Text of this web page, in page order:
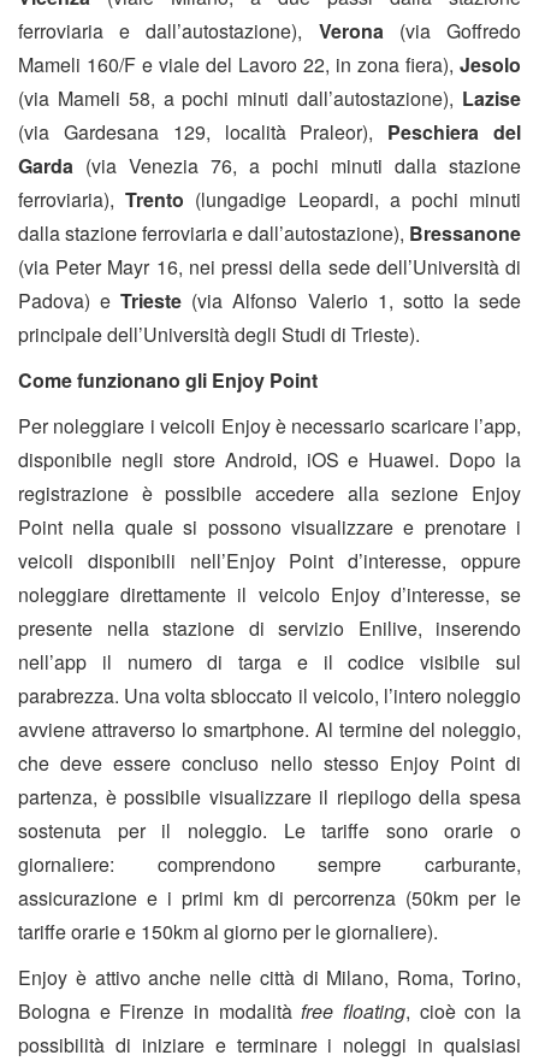
ferroviaria e dall’autostazione),
Verona
(via Goffredo
Mameli 160/F e viale del Lavoro 22, in zona fiera), Jesolo
(via Mameli 58, a pochi minuti dall’autostazione), Lazise
(via Gardesana 129, località Praleor),
Peschiera del
Garda (via Venezia 76, a pochi minuti dalla stazione
ferroviaria), Trento (lungadige Leopardi, a pochi minuti
dalla stazione ferroviaria e dall’autostazione), Bressanone
(via Peter Mayr 16, nei pressi della sede dell’Università di
Padova) e Trieste (via Alfonso Valerio 1, sotto la sede
principale dell’Università degli Studi di Trieste).
Come funzionano gli Enjoy Point
Per noleggiare i veicoli Enjoy è necessario scaricare l’app,
disponibile negli store Android, iOS e Huawei. Dopo la
registrazione è possibile accedere alla sezione Enjoy
Point nella quale si possono visualizzare e prenotare i
veicoli disponibili nell’Enjoy Point d’interesse, oppure
noleggiare direttamente il veicolo Enjoy d’interesse, se
presente nella stazione di servizio Enilive, inserendo
nell’app il numero di targa e il codice visibile sul
parabrezza. Una volta sbloccato il veicolo, l’intero noleggio
avviene attraverso lo smartphone. Al termine del noleggio,
che deve essere concluso nello stesso Enjoy Point di
partenza, è possibile visualizzare il riepilogo della spesa
sostenuta per il noleggio. Le tariffe sono orarie o
giornaliere: comprendono sempre carburante,
assicurazione e i primi km di percorrenza (50km per le
tariffe orarie e 150km al giorno per le giornaliere).
Enjoy è attivo anche nelle città di Milano, Roma, Torino,
Bologna e Firenze in modalità free floating, cioè con la
possibilità di iniziare e terminare i noleggi in qualsiasi